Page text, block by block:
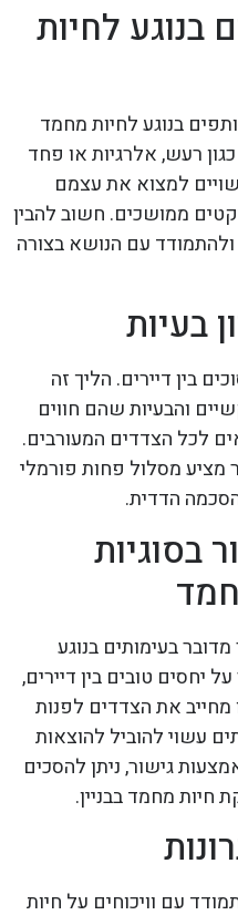
בנוגע לחיות
בנוגע לחיות מחמד
רעש, אלרגיות או פחד
למצוא את עצמם
ממושכים. חשוב להבין
עם הנושא בצורה
בעיות
בין דיירים. הליך זה
והבעיות שהם חווים
לכל הצדדים המעורבים.
מציע מסלול פחות פורמלי
הדדית.
בסוגיות
בעימותים בנוגע
יחסים טובים בין דיירים,
מחייב את הצדדים לפנות
עשוי להוביל להוצאות
גישור, ניתן להסכים
חיות מחמד בבניין.
עם וויכוחים על חיות